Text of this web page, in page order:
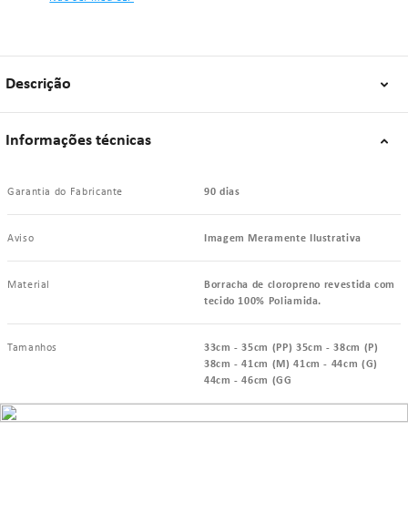
Descrição
Informações técnicas
Garantia do Fabricante 90 dias
Aviso Imagem Meramente Ilustrativa
Material
Borracha de cloropreno revestida com
tecido 100% Poliamida.
Tamanhos
33cm - 35cm (PP) 35cm - 38cm (P)
38cm - 41cm (M) 41cm - 44cm (G)
44cm - 46cm (GG